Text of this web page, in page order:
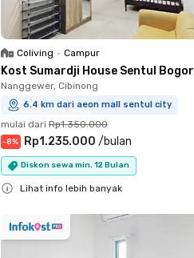
Coliving • Campur
Kost Sumardji House Sentul Bogor
Nanggewer, Cibinong
6.4 km dari aeon mall sentul city
mulai dari Rp1.350.000
-8% Rp1.235.000 /bulan
Diskon sewa min. 12 Bulan
Lihat info lebih banyak